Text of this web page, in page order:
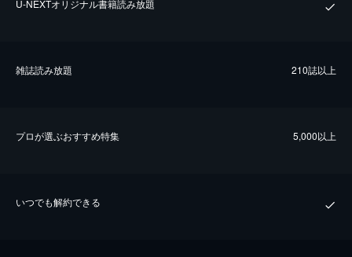
U-NEXTオリジナル書籍読み放題
雑誌読み放題 210誌以上
プロが選ぶおすすめ特集 5,000以上
いつでも解約できる